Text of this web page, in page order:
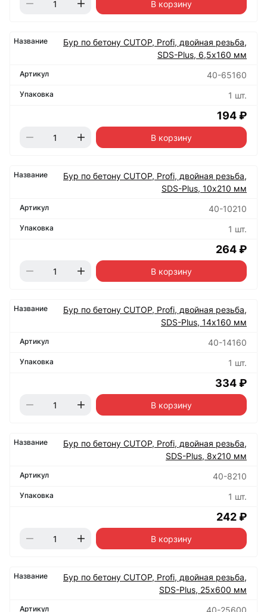
В корзину
Бур по бетону CUTOP, Profi, двойная резьба,
SDS-Plus, 6,5х160 мм
40-65160
1 шт.
194 ₽
В корзину
Бур по бетону CUTOP, Profi, двойная резьба,
SDS-Plus, 10х210 мм
40-10210
1 шт.
264 ₽
В корзину
Бур по бетону CUTOP, Profi, двойная резьба,
SDS-Plus, 14х160 мм
40-14160
1 шт.
334 ₽
В корзину
Бур по бетону CUTOP, Profi, двойная резьба,
SDS-Plus, 8х210 мм
40-8210
1 шт.
242 ₽
В корзину
Бур по бетону CUTOP, Profi, двойная резьба,
SDS-Plus, 25х600 мм